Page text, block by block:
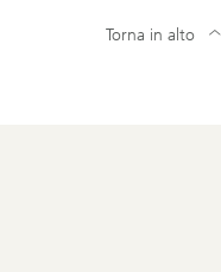
Torna in alto